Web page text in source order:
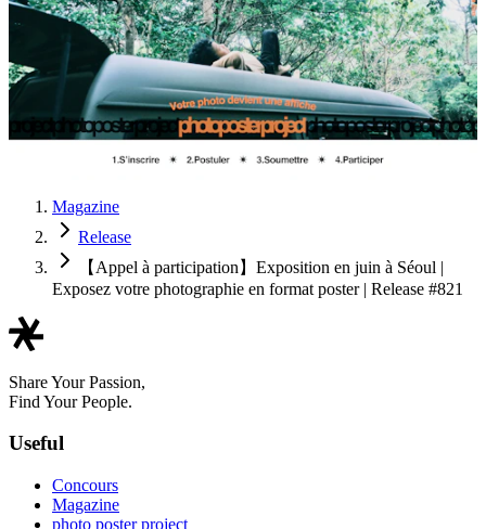
Magazine
Release
【Appel à participation】Exposition en juin à Séoul |
Exposez votre photographie en format poster | Release #821
Share Your Passion,
Find Your People.
Useful
Concours
Magazine
photo poster project